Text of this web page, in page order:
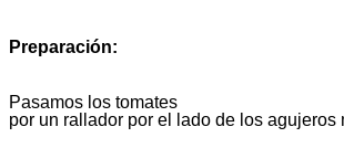
Preparación:
Pasamos los tomates
por un rallador por el lado de los agujeros